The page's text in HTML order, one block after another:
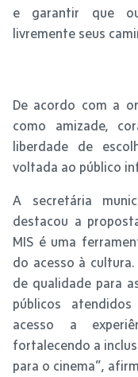
e garantir que
livremente seus
De acordo com a
como amizade,
liberdade de
voltada ao público
A secretária
destacou a
MIS é uma
do acesso à
de qualidade para
públicos
acesso a
fortalecendo a
para o cinema”,